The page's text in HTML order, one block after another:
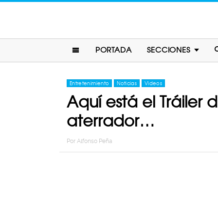
PORTADA SECCIONES
Entretenimiento Noticias Videos
Aquí está el Tráiler
aterrador…
Por Alfonso Peña